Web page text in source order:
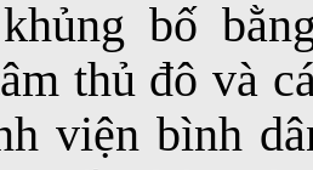
bố
thủ đô và
viện bình